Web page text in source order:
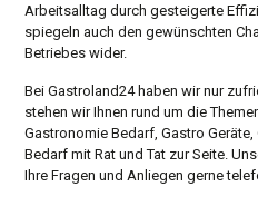
Arbeitsalltag durch gesteigerte
spiegeln auch den gewünschten
Betriebes wider.
Bei Gastroland24 haben wir nur
stehen wir Ihnen rund um die
Gastronomie Bedarf, Gastro
Bedarf mit Rat und Tat zur Seite.
Ihre Fragen und Anliegen gerne